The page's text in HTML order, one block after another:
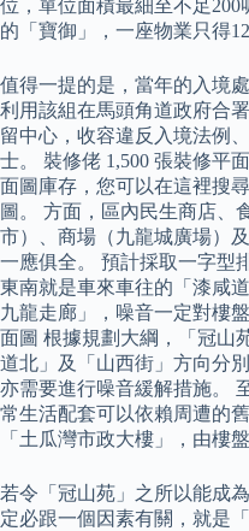
位，單位面積最細至不足
的「寶御」，一座物業只得
值得一提的是，當年的入境
利用該組在馬頭角道政府合
留中心，收容違反入境法例
士。 裝修佬 1,500 張裝修平
面圖庫存，您可以在這裡搜
圖。 方面，區內民生商店、
市）、商場（九龍城廣場）
一應俱全。 預計採取一字型
東南就是車來車往的「漆咸
九龍走廊」，噪音一定對樓
面圖 根據規劃大綱，「冠山
道北」及「山西街」方向分
亦需要進行噪音緩解措施。
常生活配套可以依賴周遭的
「土瓜灣市政大樓」，由樓
若令「冠山苑」之所以能成
定必跟一個因素有關，就是